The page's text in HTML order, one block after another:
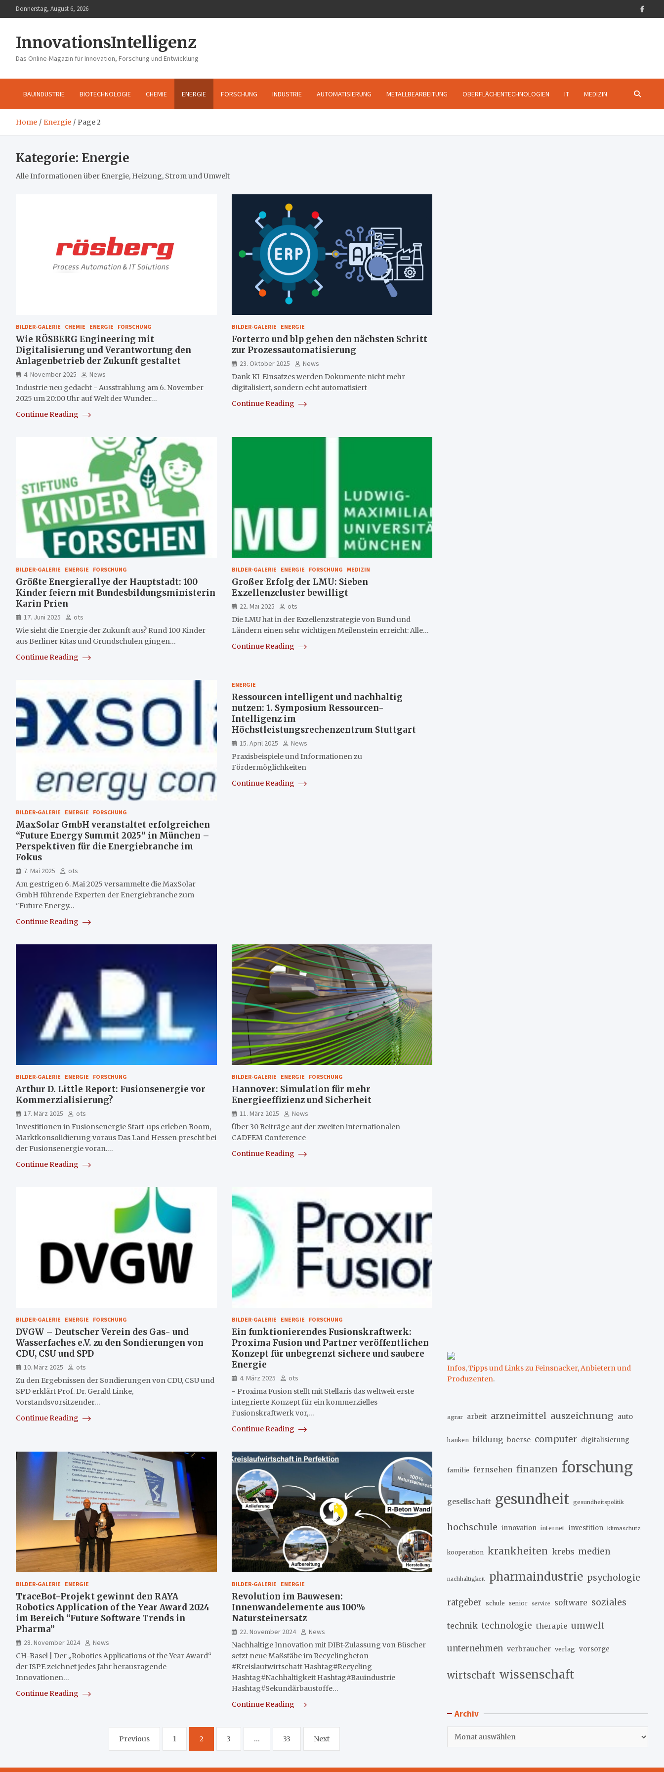
to
Donnerstag, August 6, 2026
InnovationsIntelligenz
Das Online-Magazin für Innovation, Forschung und Entwicklung
BAUINDUSTRIE BIOTECHNOLOGIE CHEMIE ENERGIE FORSCHUNG INDUSTRIE AUTOMATISIERUNG METALLBEARBEITUNG OBERFLÄCHENTECHNOLOGIEN IT MEDIZIN
Home Energie Page 2
Kategorie: Energie
Alle Informationen über Energie, Heizung, Strom und Umwelt
BILDER-GALERIE CHEMIE ENERGIE FORSCHUNG
Wie RÖSBERG Engineering mit
Digitalisierung und Verantwortung den
Anlagenbetrieb der Zukunft gestaltet
4. November 2025
News
Industrie neu gedacht - Ausstrahlung am 6. November
2025 um 20:00 Uhr auf Welt der Wunder…
Continue Reading
BILDER-GALERIE ENERGIE
Forterro und blp gehen den nächsten Schritt
zur Prozessautomatisierung
23. Oktober 2025
News
Dank KI-Einsatzes werden Dokumente nicht mehr
digitalisiert, sondern echt automatisiert
Continue Reading
BILDER-GALERIE ENERGIE FORSCHUNG
Größte Energierallye der Hauptstadt: 100
Kinder feiern mit Bundesbildungsministerin
Karin Prien
17. Juni 2025
ots
Wie sieht die Energie der Zukunft aus? Rund 100 Kinder
aus Berliner Kitas und Grundschulen gingen…
Continue Reading
BILDER-GALERIE ENERGIE FORSCHUNG MEDIZIN
Großer Erfolg der LMU: Sieben
Exzellenzcluster bewilligt
22. Mai 2025
ots
Die LMU hat in der Exzellenzstrategie von Bund und
Ländern einen sehr wichtigen Meilenstein erreicht: Alle…
Continue Reading
BILDER-GALERIE ENERGIE FORSCHUNG
MaxSolar GmbH veranstaltet erfolgreichen
“Future Energy Summit 2025” in München –
Perspektiven für die Energiebranche im
Fokus
7. Mai 2025
ots
Am gestrigen 6. Mai 2025 versammelte die MaxSolar
GmbH führende Experten der Energiebranche zum
"Future Energy…
Continue Reading
ENERGIE
Ressourcen intelligent und nachhaltig
nutzen: 1. Symposium Ressourcen-
Intelligenz im
Höchstleistungsrechenzentrum Stuttgart
15. April 2025
News
Praxisbeispiele und Informationen zu
Fördermöglichkeiten
Continue Reading
BILDER-GALERIE ENERGIE FORSCHUNG
Arthur D. Little Report: Fusionsenergie vor
Kommerzialisierung?
17. März 2025
ots
Investitionen in Fusionsenergie Start-ups erleben Boom,
Marktkonsolidierung voraus Das Land Hessen prescht bei
der Fusionsenergie voran.…
Continue Reading
BILDER-GALERIE ENERGIE FORSCHUNG
Hannover: Simulation für mehr
Energieeffizienz und Sicherheit
11. März 2025
News
Über 30 Beiträge auf der zweiten internationalen
CADFEM Conference
Continue Reading
BILDER-GALERIE ENERGIE FORSCHUNG
DVGW – Deutscher Verein des Gas- und
Wasserfaches e.V. zu den Sondierungen von
CDU, CSU und SPD
10. März 2025
ots
Zu den Ergebnissen der Sondierungen von CDU, CSU und
SPD erklärt Prof. Dr. Gerald Linke,
Vorstandsvorsitzender…
Continue Reading
BILDER-GALERIE ENERGIE FORSCHUNG
Ein funktionierendes Fusionskraftwerk:
Proxima Fusion und Partner veröffentlichen
Konzept für unbegrenzt sichere und saubere
Energie
4. März 2025
ots
- Proxima Fusion stellt mit Stellaris das weltweit erste
integrierte Konzept für ein kommerzielles
Fusionskraftwerk vor,…
Continue Reading
BILDER-GALERIE ENERGIE
TraceBot-Projekt gewinnt den RAYA
Robotics Application of the Year Award 2024
im Bereich “Future Software Trends in
Pharma”
28. November 2024
News
CH-Basel | Der „Robotics Applications of the Year Award“
der ISPE zeichnet jedes Jahr herausragende
Innovationen…
Continue Reading
BILDER-GALERIE ENERGIE
Revolution im Bauwesen:
Innenwandelemente aus 100%
Natursteinersatz
22. November 2024
News
Nachhaltige Innovation mit DIBt-Zulassung von Büscher
setzt neue Maßstäbe im Recyclingbeton
#Kreislaufwirtschaft Hashtag#Recycling
Hashtag#Nachhaltigkeit Hashtag#Bauindustrie
Hashtag#Sekundärbaustoffe…
Continue Reading
Seitennummerierung
Previous 1 2 3 … 33 Next
Infos, Tipps und Links zu Feinsnacker, Anbietern und
Produzenten.
agrar arbeit arzneimittel auszeichnung auto
banken bildung boerse computer digitalisierung
familie fernsehen finanzen forschung
gesellschaft gesundheit gesundheitspolitik
hochschule innovation internet investition klimaschutz
kooperation krankheiten krebs medien
nachhaltigkeit pharmaindustrie psychologie
ratgeber schule senior service software soziales
technik technologie therapie umwelt
unternehmen verbraucher verlag vorsorge
wirtschaft wissenschaft
Archiv